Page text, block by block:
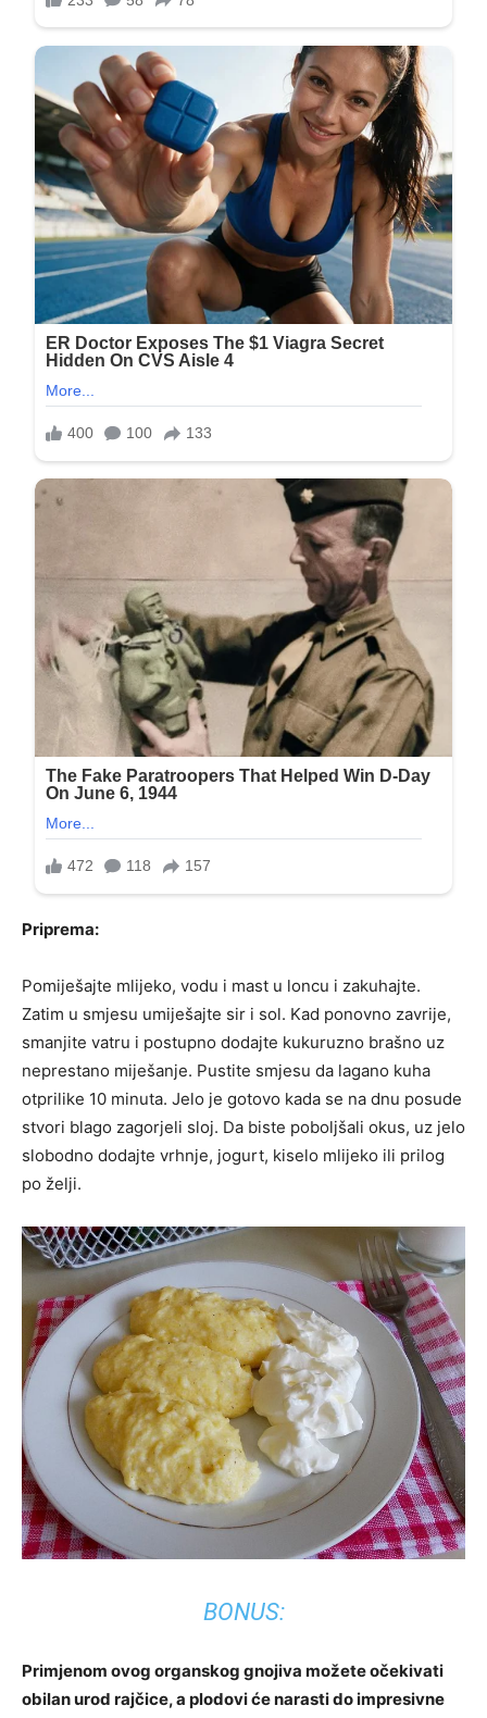
Priprema:
Pomiješajte mlijeko, vodu i mast u loncu i zakuhajte.
Zatim u smjesu umiješajte sir i sol. Kad ponovno zavrije,
smanjite vatru i postupno dodajte kukuruzno brašno uz
neprestano miješanje. Pustite smjesu da lagano kuha
otprilike 10 minuta. Jelo je gotovo kada se na dnu posude
stvori blago zagorjeli sloj. Da biste poboljšali okus, uz jelo
slobodno dodajte vrhnje, jogurt, kiselo mlijeko ili prilog
po želji.
BONUS:
Primjenom ovog organskog gnojiva možete očekivati ​​
obilan urod rajčice, a plodovi će narasti do impresivne